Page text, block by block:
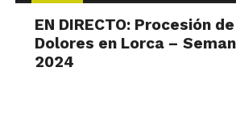
EN DIRECTO: Procesión
Dolores en Lorca –
2024